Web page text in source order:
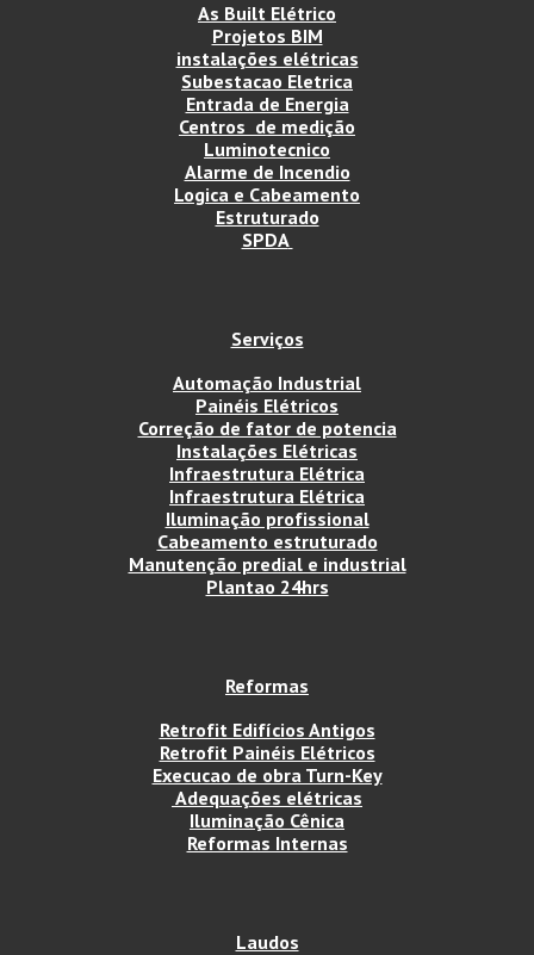
As Built Elétrico
Projetos BIM
instalações elétricas
Subestacao Eletrica
Entrada de Energia
Centros de medição
Luminotecnico
Alarme de Incendio
Logica e Cabeamento
Estruturado
SPDA
Serviços
Automação Industrial
Painéis Elétricos
Correção de fator de potencia
Instalações Elétricas
Infraestrutura Elétrica
Infraestrutura Elétrica
Iluminação profissional
Cabeamento estruturado
Manutenção predial e industrial
Plantao 24hrs
Reformas
Retrofit Edifícios Antigos
Retrofit Painéis Elétricos
Execucao de obra Turn-Key
Adequações elétricas
Iluminação Cênica
Reformas Internas
Laudos